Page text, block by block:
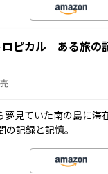
ロピカル ある旅
夢見ていた南の島に滞
の記録と記憶。